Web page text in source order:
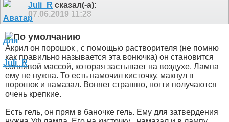
Juli_R сказал(-а):
07.06.2019 11:28
Акрил он порошок , с помощью растворителя (не помню
как правильно называется эта вонючка) он становится
сопливой массой, которая застывает на воздухе. Лампа
ему не нужна. То есть намочил кисточку, макнул в
порошок и намазал. Воняет страшно, ногти получаются
очень крепкие.
Есть гель, он прям в баночке гель. Ему для затвердения